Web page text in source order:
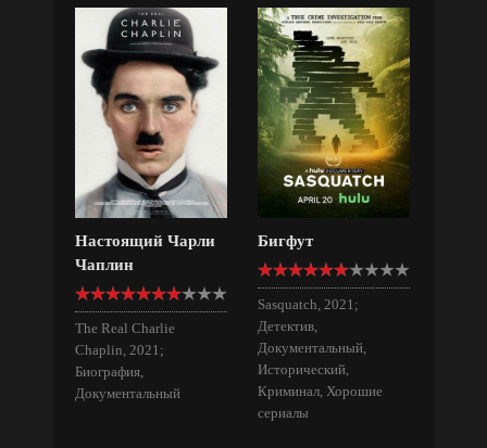
Мистика, Ужасы
Настоящий Чарли
Чаплин
The Real Charlie
Chaplin, 2021;
Биография,
Документальный
Бигфут
Sasquatch, 2021;
Детектив,
Документальный,
Исторический,
Криминал, Хорошие
сериалы